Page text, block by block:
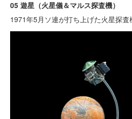
05 遊星（火星儀＆マルス探査機）
1971年5月ソ連が打ち上げた火星探